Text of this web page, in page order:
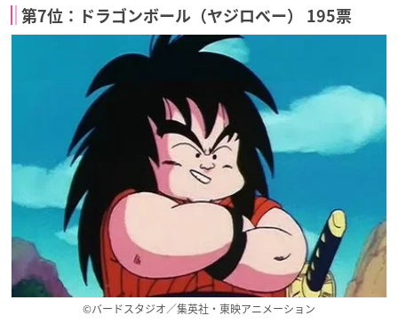
第7位：ドラゴンボール（ヤジロベー） 195票
©バードスタジオ／集英社・東映アニメーション